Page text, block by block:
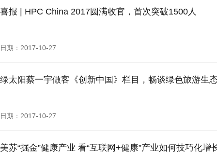
喜报 | HPC China 2017圆满收官，首次突破1500人
日期：2017-10-27
绿太阳蔡一宇做客《创新中国》栏目，畅谈绿色旅游生
日期：2017-10-27
美苏“掘金”健康产业 看“互联网+健康”产业如何技巧化增